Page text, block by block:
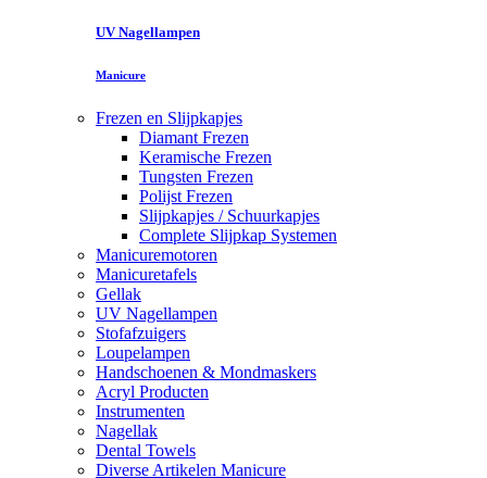
UV Nagellampen
Manicure
Frezen en Slijpkapjes
Diamant Frezen
Keramische Frezen
Tungsten Frezen
Polijst Frezen
Slijpkapjes / Schuurkapjes
Complete Slijpkap Systemen
Manicuremotoren
Manicuretafels
Gellak
UV Nagellampen
Stofafzuigers
Loupelampen
Handschoenen & Mondmaskers
Acryl Producten
Instrumenten
Nagellak
Dental Towels
Diverse Artikelen Manicure